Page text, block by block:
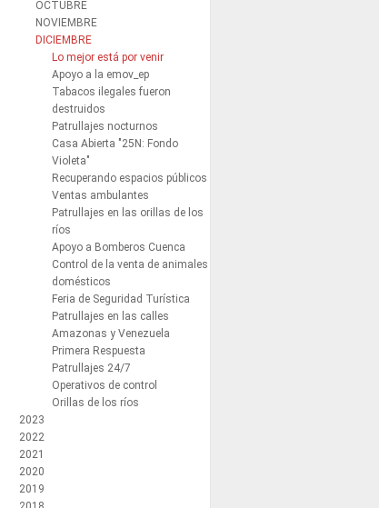
OCTUBRE
NOVIEMBRE
DICIEMBRE
Lo mejor está por venir
Apoyo a la emov_ep
Tabacos ilegales fueron
destruidos
Patrullajes nocturnos
Casa Abierta "25N: Fondo
Violeta"
Recuperando espacios públicos
Ventas ambulantes
Patrullajes en las orillas de los
ríos
Apoyo a Bomberos Cuenca
Control de la venta de animales
domésticos
Feria de Seguridad Turística
Patrullajes en las calles
Amazonas y Venezuela
Primera Respuesta
Patrullajes 24/7
Operativos de control
Orillas de los ríos
2023
2022
2021
2020
2019